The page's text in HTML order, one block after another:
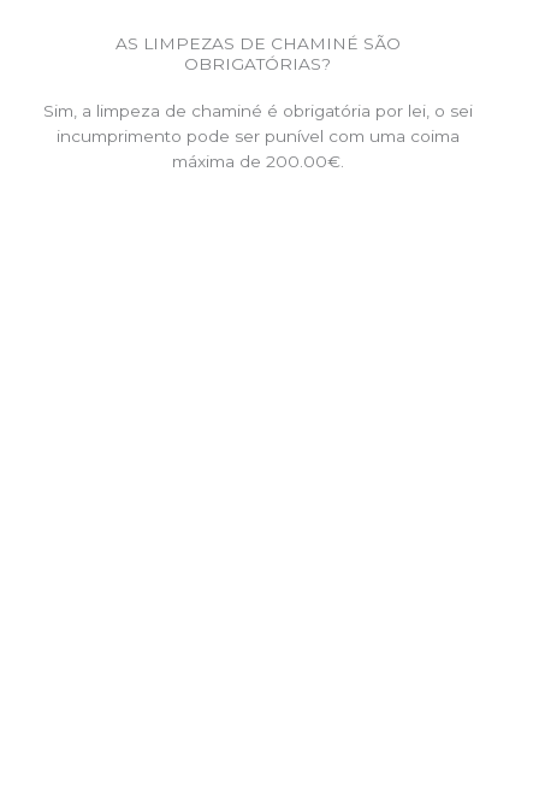
AS LIMPEZAS DE CHAMINÉ SÃO
OBRIGATÓRIAS?
Sim, a limpeza de chaminé é obrigatória por lei, o sei
incumprimento pode ser punível com uma coima
máxima de 200.00€.